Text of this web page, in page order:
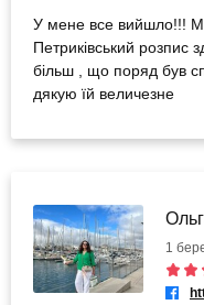
У мене все вийшло!!!
Петриківський розпис
більш , що поряд був
дякую їй величезне
1